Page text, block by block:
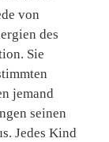
von
des
Sie
jemand
seinen
Jedes Kind